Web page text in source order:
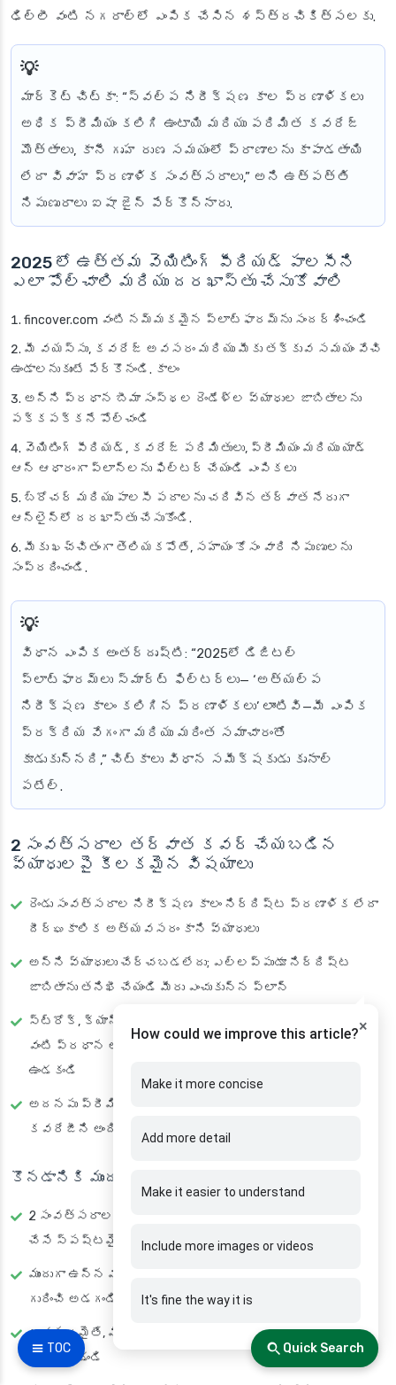
☰ TOC
ఢిల్లీ వంటి నగరాల్లో ఎంపిక చేసిన శస్త్రచికిత్సలకు.
మార్కెట్ చిట్కా: “స్వల్ప నిరీక్షణ కాల ప్రణాళికలు
అధిక ప్రీమియం కలిగి ఉంటాయి మరియు పరిమిత కవరేజ్
మొత్తాలు, కానీ గృహ రుణ సమయంలో ప్రాణాలను కాపాడతాయి
లేదా వివాహ ప్రణాళిక సంవత్సరాలు,” అని ఉత్పత్తి
నిపుణురాలు ఐషా జైన్ పేర్కొన్నారు.
2025 లో ఉత్తమ వెయిటింగ్ పీరియడ్ పాలసీని
ఎలా పోల్చాలి మరియు దరఖాస్తు చేసుకోవాలి
fincover.com వంటి నమ్మకమైన ప్లాట్‌ఫారమ్‌ను సందర్శించండి
మీ వయస్సు, కవరేజ్ అవసరం మరియు మీకు తక్కువ సమయం వేచి
ఉండాలనుకుంటే పేర్కొనండి. కాలం
అన్ని ప్రధాన బీమా సంస్థల రెండేళ్ల వ్యాధుల జాబితాలను
పక్కపక్కనే పోల్చండి
వెయిటింగ్ పీరియడ్, కవరేజ్ పరిమితులు, ప్రీమియం మరియు యాడ్
ఆన్ ఆధారంగా ప్లాన్‌లను ఫిల్టర్ చేయండి ఎంపికలు
బ్రోచర్ మరియు పాలసీ పదాలను చదివిన తర్వాత నేరుగా
ఆన్‌లైన్‌లో దరఖాస్తు చేసుకోండి.
మీకు ఖచ్చితంగా తెలియకపోతే, సహాయం కోసం వారి నిపుణులను
సంప్రదించండి.
విధాన ఎంపిక అంతర్దృష్టి: “2025లో డిజిటల్
ప్లాట్‌ఫారమ్‌లు స్మార్ట్ ఫిల్టర్లు— ‘అత్యల్ప
నిరీక్షణ కాలం కలిగిన ప్రణాళికలు’ లాంటివి—మీ ఎంపిక
ప్రక్రియ వేగంగా మరియు మరింత సమాచారంతో
కూడుకున్నది,” చిట్కాలు విధాన సమీక్షకుడు కృనాల్
పటేల్.
2 సంవత్సరాల తర్వాత కవర్ చేయబడిన
వ్యాధులపై కీలకమైన విషయాలు
రెండు సంవత్సరాల నిరీక్షణ కాలం నిర్దిష్ట ప్రణాళిక లేదా
దీర్ఘకాలిక అత్యవసరం కాని వ్యాధులు
అన్ని వ్యాధులు చేర్చబడలేదు; ఎల్లప్పుడూ నిర్దిష్ట
జాబితాను తనిఖీ చేయండి మీరు ఎంచుకున్న ప్లాన్
స్ట్రోక్, క్యాన్సర్ మరియు అత్యవసర ఆసుపత్రిలో చేరడం
వంటి ప్రధాన అనారోగ్యాలు ఇప్పటికే లేకపోతే రెండేళ్లు వేచి
ఉండకండి
అదనపు ప్రీమియంకు ప్రత్యేక యాడ్-ఆన్‌లు తక్షణ
కవరేజీని అందించగలవు చాలా 2025 పాలసీలు
కొనడానికి ముందు త్వరిత చెక్‌లిస్ట్
2 సంవత్సరాల తర్వాత కవర్ చేయబడిన వ్యాధులను జాబితా
చేసే స్పష్టమైన పట్టికల కోసం చూడండి.
ముందుగా ఉన్న మరియు ప్రసూతి కోసం విడివిడిగా వేచి ఉండటం
గురించి అడగండి
అవసరమైతే, మినహాయింపు రైడర్లతో కూడిన ప్లాన్‌లను
ఇష్టపడండి
×
How could we improve this article?
Make it more concise
Add more detail
Make it easier to understand
Include more images or videos
It's fine the way it is
Quick Search